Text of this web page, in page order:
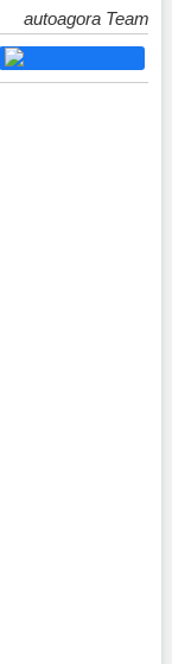
autoagora Team